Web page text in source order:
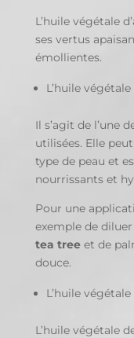
L’huile végétale
ses vertus
émollientes.
L’huile
Il s’agit de l’une
utilisées. Elle
type de peau et
nourrissants et
Pour une
exemple de
tea tree et de
douce.
L’huile
L’huile végétale